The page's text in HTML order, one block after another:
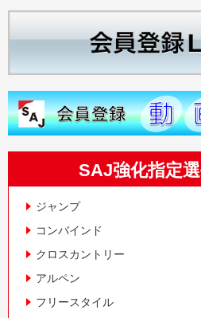
SAJ強化指定
ジャンプ
コンバインド
クロスカントリー
アルペン
フリースタイル